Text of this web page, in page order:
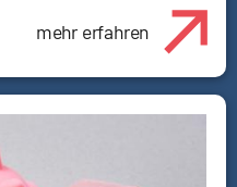
mehr erfahren